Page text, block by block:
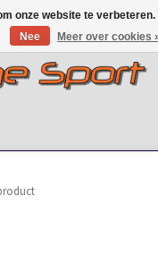
onze website te
Nee
Meer over cookies